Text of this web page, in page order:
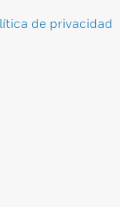
de privacidad